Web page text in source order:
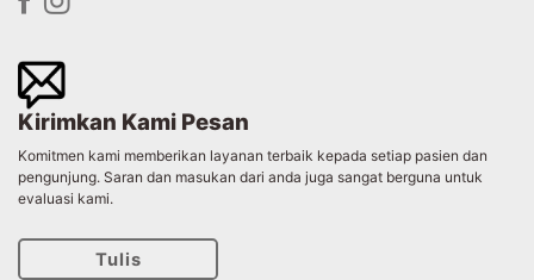
Kirimkan Kami Pesan
Komitmen kami memberikan layanan terbaik kepada setiap pasien dan
pengunjung. Saran dan masukan dari anda juga sangat berguna untuk
evaluasi kami.
Tulis